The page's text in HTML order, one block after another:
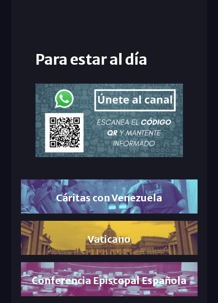
Para estar al día
Cáritas con Venezuela
Vaticano
Conferencia Episcopal Española